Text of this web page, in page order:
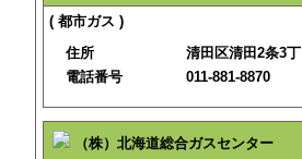
( 都市ガス )
住所
清田区清田2条3
電話番号
011-881-8870
（株）北海道総合ガスセンター